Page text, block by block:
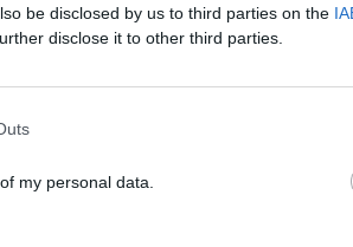
be disclosed by us to third parties on the
disclose it to other third parties.
my personal data.